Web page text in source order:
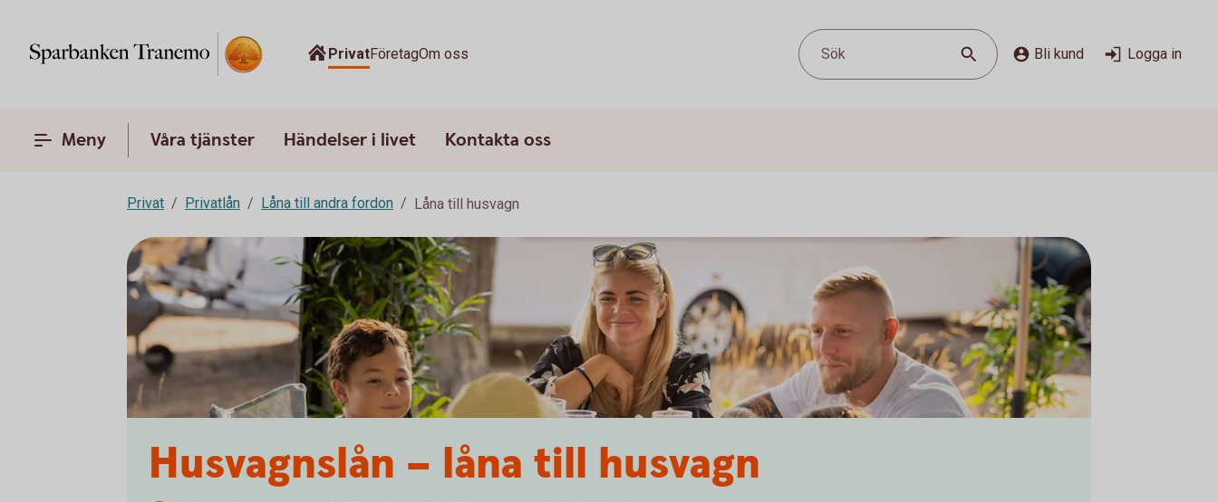
PrivatFöretagOm oss Sök Bli kund Logga in
Meny Våra tjänster Händelser i livet Kontakta oss
Privat Privatlån Låna till andra fordon Låna till husvagn
Husvagnslån – låna till husvagn